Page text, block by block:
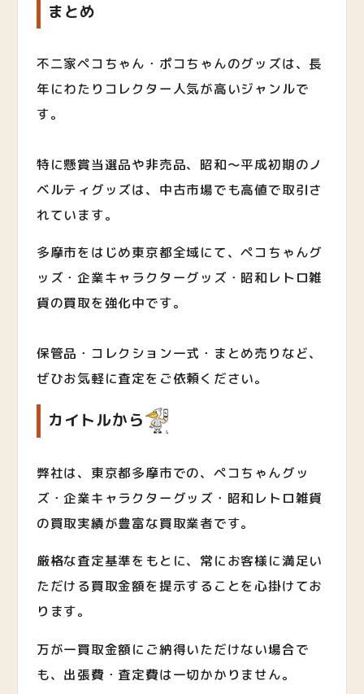
まとめ
不二家ペコちゃん・ポコちゃんのグッズは、長
年にわたりコレクター人気が高いジャンルで
す。
特に懸賞当選品や非売品、昭和〜平成初期のノ
ベルティグッズは、中古市場でも高値で取引さ
れています。
多摩市をはじめ東京都全域にて、ペコちゃんグ
ッズ・企業キャラクターグッズ・昭和レトロ雑
貨の買取を強化中です。
保管品・コレクション一式・まとめ売りなど、
ぜひお気軽に査定をご依頼ください。
カイトルから
弊社は、東京都多摩市での、ペコちゃんグッ
ズ・企業キャラクターグッズ・昭和レトロ雑貨
の買取実績が豊富な買取業者です。
厳格な査定基準をもとに、常にお客様に満足い
ただける買取金額を提示することを心掛けてお
ります。
万が一買取金額にご納得いただけない場合で
も、出張費・査定費は一切かかりません。